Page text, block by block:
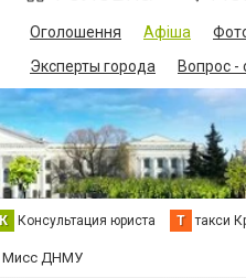
Оголошення Афіша
Эксперты города
Вопрос -
К Консультация юриста Т такси
Мисс ДНМУ